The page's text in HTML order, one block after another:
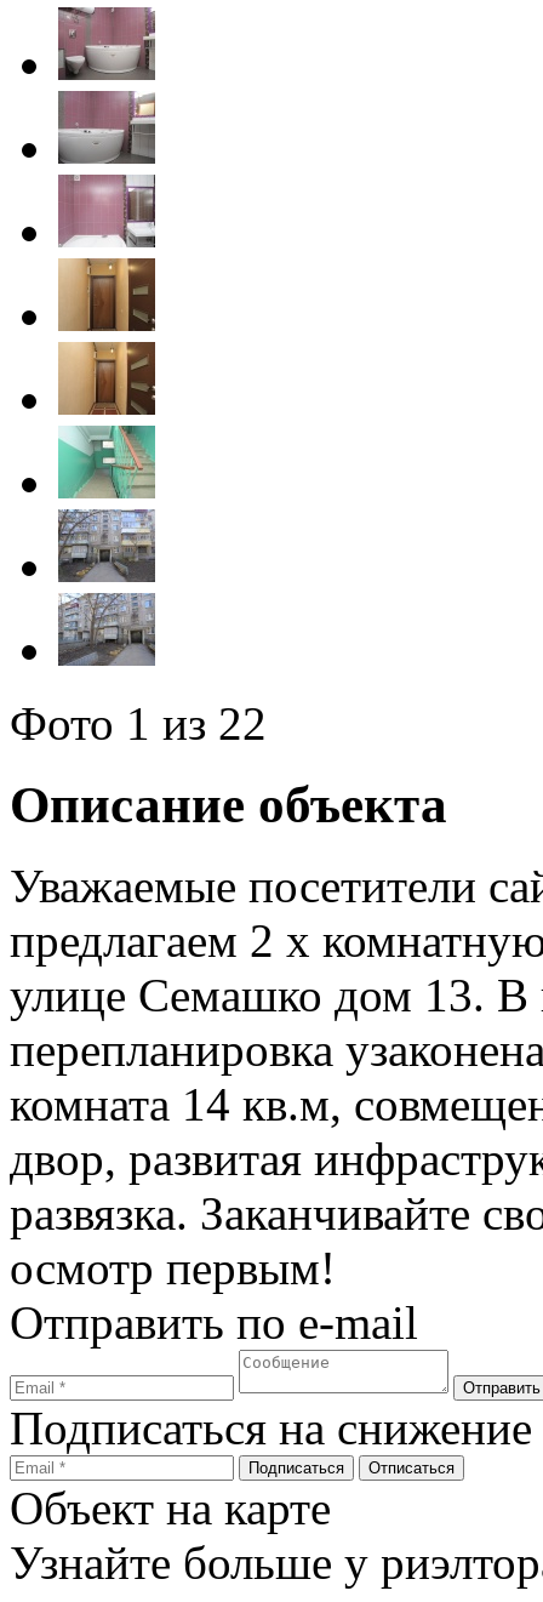
Фото 1 из 22
Описание объекта
Уважаемые посетители
предлагаем 2 х
улице Семашко дом 13. В
перепланировка
комната 14 кв.м,
двор, развитая
развязка. Заканчивайте
осмотр первым!
Отправить по e-mail
Подписаться на
Объект на карте
Узнайте больше у